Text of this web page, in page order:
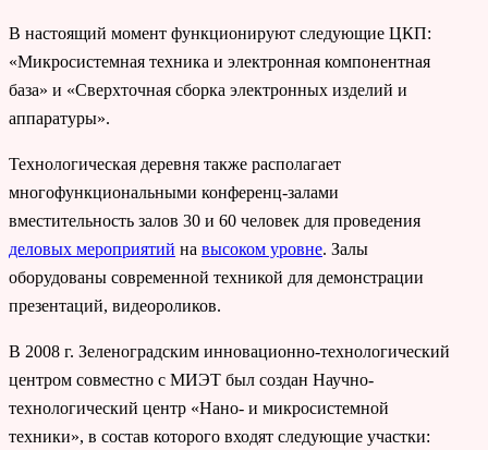
В настоящий момент функционируют следующие ЦКП:
«Микросистемная техника и электронная компонентная
база» и «Сверхточная сборка электронных изделий и
аппаратуры».
Технологическая деревня также располагает
многофункциональными конференц-залами
вместительность залов 30 и 60 человек для проведения
деловых мероприятий на высоком уровне. Залы
оборудованы современной техникой для демонстрации
презентаций, видеороликов.
В 2008 г. Зеленоградским инновационно-технологический
центром совместно с МИЭТ был создан Научно-
технологический центр «Нано- и микросистемной
техники», в состав которого входят следующие участки: